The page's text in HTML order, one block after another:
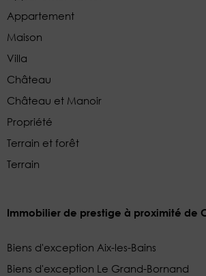
Appartement
Maison
Villa
Château
Château et Manoir
Propriété
Terrain et forêt
Terrain
Immobilier de prestige à proximité de
Biens d'exception Aix-les-Bains
Biens d'exception Le Grand-Bornand